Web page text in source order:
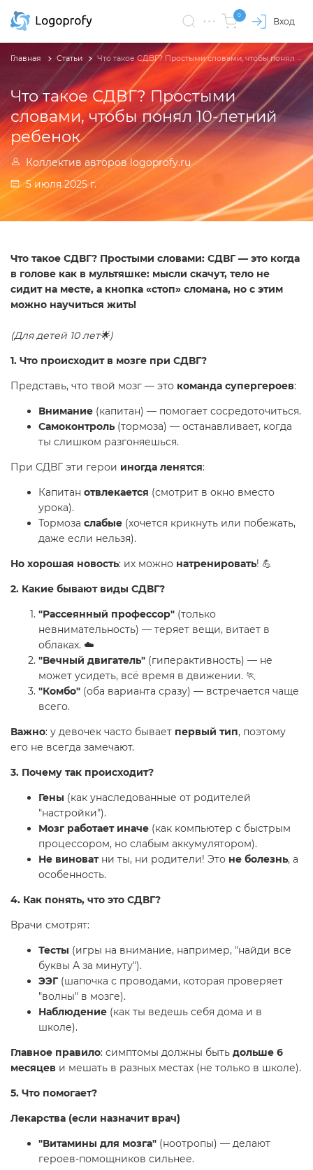
0
Вход
Что такое СДВГ? Простыми
словами, чтобы понял 10-летний
ребенок
Коллектив авторов logoprofy.ru
5 июля 2025 г.
Главная Статьи Что такое СДВГ? Простыми словами, чтобы понял 10-летний ребенок
Что такое СДВГ? Простыми словами: СДВГ — это когда
в голове как в мультяшке: мысли скачут, тело не
сидит на месте, а кнопка «стоп» сломана, но с этим
можно научиться жить!
(Для детей 10 лет🌟)
1. Что происходит в мозге при СДВГ?
Представь, что твой мозг — это команда супергероев:
Внимание (капитан) — помогает сосредоточиться.
Самоконтроль (тормоза) — останавливает, когда
ты слишком разгоняешься.
При СДВГ эти герои иногда ленятся:
Капитан отвлекается (смотрит в окно вместо
урока).
Тормоза слабые (хочется крикнуть или побежать,
даже если нельзя).
Но хорошая новость: их можно натренировать! 💪
2. Какие бывают виды СДВГ?
"Рассеянный профессор" (только
невнимательность) — теряет вещи, витает в
облаках. ☁️
"Вечный двигатель" (гиперактивность) — не
может усидеть, всё время в движении. 🏃
"Комбо" (оба варианта сразу) — встречается чаще
всего.
Важно: у девочек часто бывает первый тип, поэтому
его не всегда замечают.
3. Почему так происходит?
Гены (как унаследованные от родителей
"настройки").
Мозг работает иначе (как компьютер с быстрым
процессором, но слабым аккумулятором).
Не виноватни ты, ни родители! Это не болезнь, а
особенность.
4. Как понять, что это СДВГ?
Врачи смотрят:
Тесты (игры на внимание, например, "найди все
буквы А за минуту").
ЭЭГ(шапочка с проводами, которая проверяет
"волны" в мозге).
Наблюдение (как ты ведешь себя дома и в
школе).
Главное правило: симптомы должны быть дольше 6
месяцев и мешать в разных местах (не только в школе).
5. Что помогает?
Лекарства (если назначит врач)
"Витамины для мозга" (ноотропы) — делают
героев-помощников сильнее.